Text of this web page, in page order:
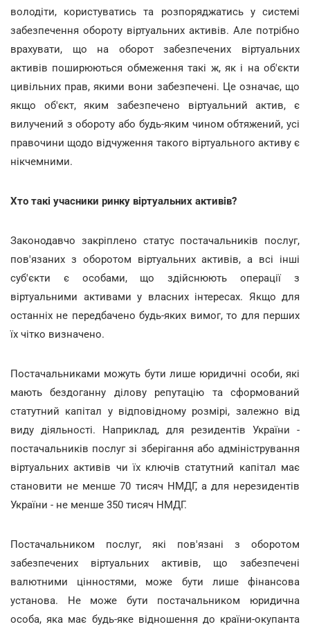
володіти, користуватись та розпоряджатись у системі
забезпечення обороту віртуальних активів. Але потрібно
врахувати, що на оборот забезпечених віртуальних
активів поширюються обмеження такі ж, як і на об'єкти
цивільних прав, якими вони забезпечені. Це означає, що
якщо об'єкт, яким забезпечено віртуальний актив, є
вилучений з обороту або будь-яким чином обтяжений, усі
правочини щодо відчуження такого віртуального активу є
нікчемними.
Хто такі учасники ринку віртуальних активів?
Законодавчо закріплено статус постачальників послуг,
пов'язаних з оборотом віртуальних активів, а всі інші
суб'єкти є особами, що здійснюють операції з
віртуальними активами у власних інтересах. Якщо для
останніх не передбачено будь-яких вимог, то для перших
їх чітко визначено.
Постачальниками можуть бути лише юридичні особи, які
мають бездоганну ділову репутацію та сформований
статутний капітал у відповідному розмірі, залежно від
виду діяльності. Наприклад, для резидентів України -
постачальників послуг зі зберігання або адміністрування
віртуальних активів чи їх ключів статутний капітал має
становити не менше 70 тисяч НМДГ, а для нерезидентів
України - не менше 350 тисяч НМДГ.
Постачальником послуг, які пов'язані з оборотом
забезпечених віртуальних активів, що забезпечені
валютними цінностями, може бути лише фінансова
установа. Не може бути постачальником юридична
особа, яка має будь-яке відношення до країни-окупанта